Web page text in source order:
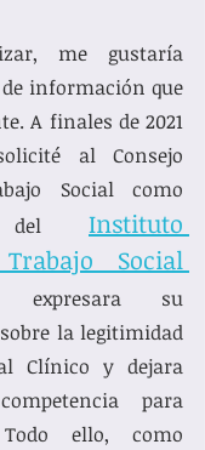
me gustaría
información que
A finales de 2021
al Consejo
Social como
del Instituto
Social
expresara su
la legitimidad
Clínico y dejara
para
ello, como